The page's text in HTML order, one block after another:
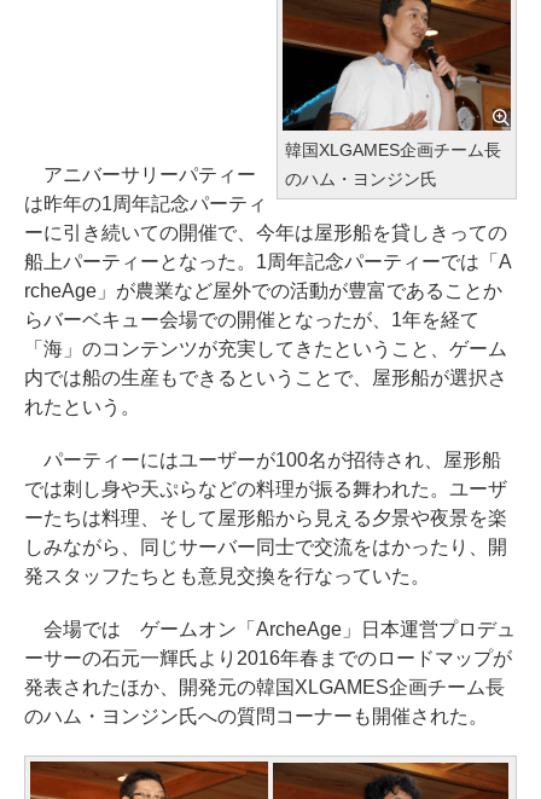
韓国XLGAMES企画チーム長
のハム・ヨンジン氏
アニバーサリーパティー
は昨年の1周年記念パーティ
ーに引き続いての開催で、今年は屋形船を貸しきっての
船上パーティーとなった。1周年記念パーティーでは「A
rcheAge」が農業など屋外での活動が豊富であることか
らバーベキュー会場での開催となったが、1年を経て
「海」のコンテンツが充実してきたということ、ゲーム
内では船の生産もできるということで、屋形船が選択さ
れたという。
パーティーにはユーザーが100名が招待され、屋形船
では刺し身や天ぷらなどの料理が振る舞われた。ユーザ
ーたちは料理、そして屋形船から見える夕景や夜景を楽
しみながら、同じサーバー同士で交流をはかったり、開
発スタッフたちとも意見交換を行なっていた。
会場では ゲームオン「ArcheAge」日本運営プロデュ
ーサーの石元一輝氏より2016年春までのロードマップが
発表されたほか、開発元の韓国XLGAMES企画チーム長
のハム・ヨンジン氏への質問コーナーも開催された。